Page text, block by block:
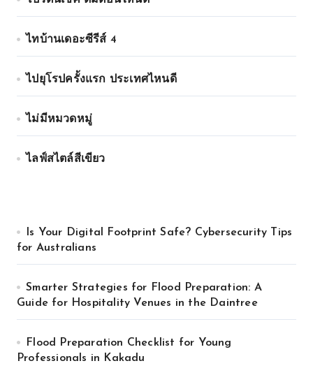
ไทบ้านเดอะซีรีส์ 4
ไปยุโรปครั้งแรก ประเทศไหนดี
ไม่มีหมวดหมู่
ไลฟ์สไตล์สีเขียว
Is Your Digital Footprint Safe? Cybersecurity Tips
for Australians
Smarter Strategies for Flood Preparation: A
Guide for Hospitality Venues in the Daintree
Flood Preparation Checklist for Young
Professionals in Kakadu